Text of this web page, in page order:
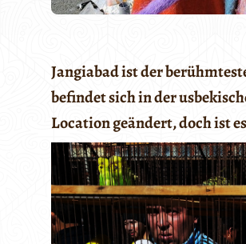
Jangiabad ist der
befindet sich in der
Location geändert, doch ist